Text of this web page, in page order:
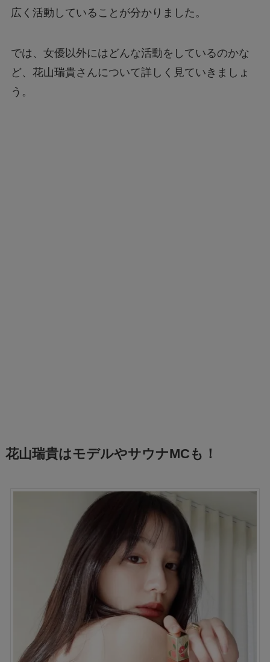
広く活動していることが分かりました。
では、女優以外にはどんな活動をしているのかな
ど、花山瑞貴さんについて詳しく見ていきましょ
う。
花山瑞貴はモデルやサウナMCも！